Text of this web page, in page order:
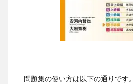
問題集の使い方は以下の通りです。